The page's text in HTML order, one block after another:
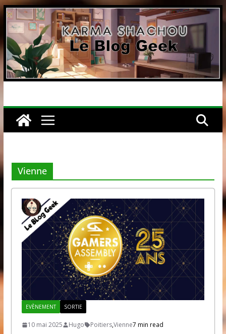
Passer
au
contenu
Vienne
EVÈNEMENT SORTIE
10 mai 2025 Hugo Poitiers,Vienne7 min read